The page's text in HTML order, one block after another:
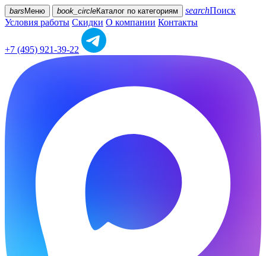
bars Меню book_circleКаталог по категориям searchПоиск
Условия работы Скидки О компании Контакты
+7 (495) 921-39-22